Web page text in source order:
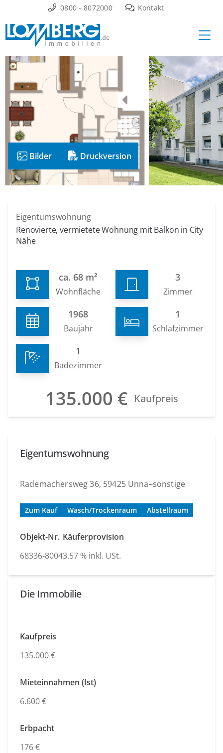
Inhalt
springen
0800 - 8072000 Kontakt
Bilder Druckversion
Eigentumswohnung
Renovierte, vermietete Wohnung mit Balkon in City
Nähe
ca. 68 m²
Wohnfläche
3
Zimmer
1968
Baujahr
1
Schlafzimmer
1
Badezimmer
135.000 € Kaufpreis
Eigentumswohnung
Rademachersweg 36, 59425 Unna–sonstige
Zum Kauf Wasch/Trockenraum Abstellraum
Objekt-Nr.
68336-8004
Käuferprovision
3.57 % inkl. USt.
Die Immobilie
Kaufpreis
135.000 €
Mieteinnahmen (Ist)
6.600 €
Erbpacht
176 €